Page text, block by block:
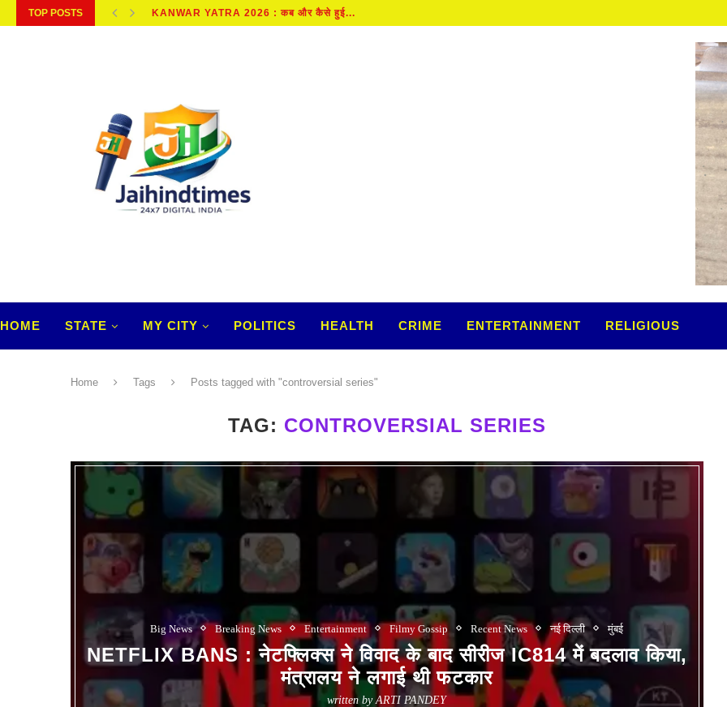
TOP POSTS META NEWS : META पर अमेरिकी कोर्ट ने...
HOME STATE MY CITY POLITICS HEALTH CRIME ENTERTAINMENT RELIGIOUS
Home Tags Posts tagged with "controversial series"
TAG: CONTROVERSIAL SERIES
Big News Breaking News Entertainment Filmy Gossip Recent News नई दिल्ली मुंबई
NETFLIX BANS : नेटफ्लिक्स ने विवाद के बाद सीरीज IC814 में बदलाव किया,
मंत्रालय ने लगाई थी फटकार
written byARTI PANDEY